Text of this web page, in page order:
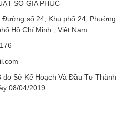
thực hơn, không chỉ phục vụ
việc sáng tạo nội dung cơ bản.
hỗ trợ game
gaming cao cấp:
SỐ GIA PHÚC
Đường số 24, Khu phố 24, Phường
Hồ Chí Minh , Việt Nam
do Sở Kế Hoạch Và Đầu Tư Thành
08/04/2019